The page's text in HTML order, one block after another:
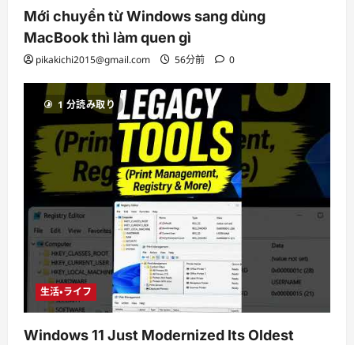
Mới chuyển từ Windows sang dùng
MacBook thì làm quen gì
pikakichi2015@gmail.com 56分前 0
1 分読み取り
生活・ライフ
Windows 11 Just Modernized Its Oldest